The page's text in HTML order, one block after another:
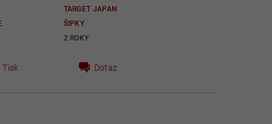
TARGET JAPAN
ŠIPKY
2 ROKY
Tisk Dotaz